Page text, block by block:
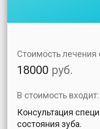
Стоимость лечения
18000 руб.
В стоимость входит:
Консультация
состояния зуба.